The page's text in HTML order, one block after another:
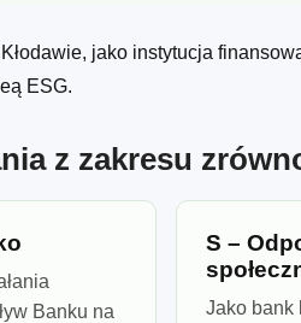
jako instytucja
ESG.
z zakresu
Banku na
S –
Jako bank